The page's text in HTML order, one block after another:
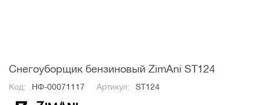
Снегоуборщик бензиновый ZimAni ST124
Код: НФ-00071117 Артикул: ST124